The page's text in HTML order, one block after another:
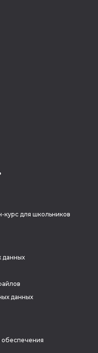
курс для школьников
данных
данных
обеспечения